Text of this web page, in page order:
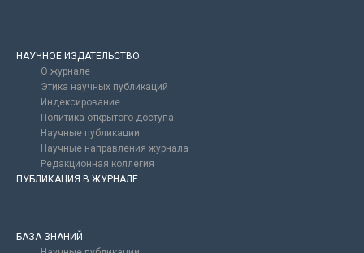
НАУЧНОЕ ИЗДАТЕЛЬСТВО
О журнале
Этика научных публикаций
Индексирование
Политика открытого доступа
Научные публикации
Научные направления журнала
Редакционная коллегия
ПУБЛИКАЦИЯ В ЖУРНАЛЕ
БАЗА ЗНАНИЙ